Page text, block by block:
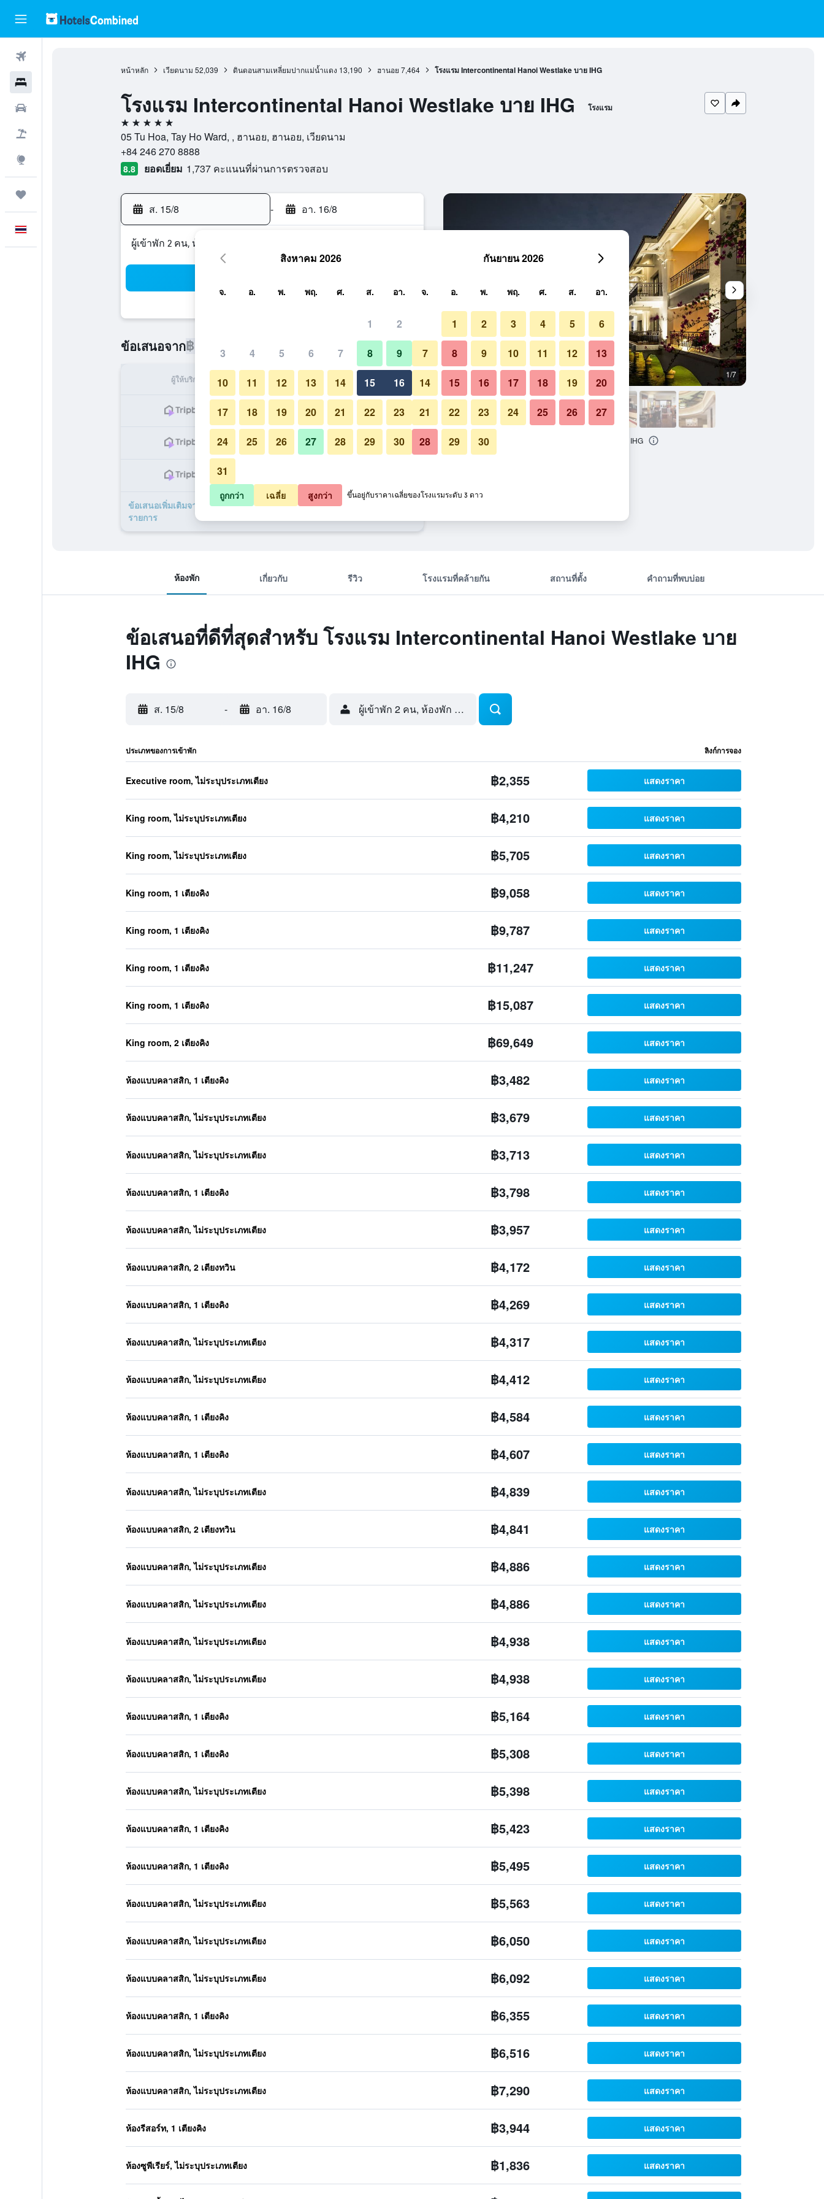
หน้าหลัก เวียดนาม 52,039 ดินดอนสามเหลี่ยมปากแม่น้ำแดง 13,190 ฮานอย 7,464 โรงแรม Intercontinental Hanoi Westlake บาย IHG
โรงแรม Intercontinental Hanoi Westlake บาย IHG โรงแรม
5 ดาว
05 Tu Hoa, Tay Ho Ward, , ฮานอย, ฮานอย, เวียดนาม
+84 246 270 8888
8.8 ยอดเยี่ยม 1,737 คะแนนที่ผ่านการตรวจสอบ
ส. 15/8 - อา. 16/8
ผู้เข้าพัก 2 คน, ห้องพัก 1 ห้อง
ข้อเสนอจาก฿1,411
ผู้ให้บริการ ทั้งหมด (ต่อคืน)
฿1,411 เช็คดีล
฿1,836 เช็คดีล
ข้อเสนอเพิ่มเติมจาก โรงแรม Intercontinental Hanoi Westlake บาย IHG 41
รายการ
วิวภายนอก 1/7
รูปภาพของ โรงแรม Intercontinental Hanoi Westlake บาย IHG
ห้องพัก เกี่ยวกับ รีวิว โรงแรมที่คล้ายกัน สถานที่ตั้ง คำถามที่พบบ่อย
ข้อเสนอที่ดีที่สุดสำหรับ โรงแรม Intercontinental Hanoi Westlake บาย
IHG
ส. 15/8 - อา. 16/8 ผู้เข้าพัก 2 คน, ห้องพัก 1 ห้อง
ประเภทของการเข้าพัก ลิงก์การจอง
Executive room, ไม่ระบุประเภทเตียง ฿2,355 แสดงราคา
King room, ไม่ระบุประเภทเตียง ฿4,210 แสดงราคา
King room, ไม่ระบุประเภทเตียง ฿5,705 แสดงราคา
King room, 1 เตียงคิง ฿9,058 แสดงราคา
King room, 1 เตียงคิง ฿9,787 แสดงราคา
King room, 1 เตียงคิง ฿11,247 แสดงราคา
King room, 1 เตียงคิง ฿15,087 แสดงราคา
King room, 2 เตียงคิง ฿69,649 แสดงราคา
ห้องแบบคลาสสิก, 1 เตียงคิง ฿3,482 แสดงราคา
ห้องแบบคลาสสิก, ไม่ระบุประเภทเตียง ฿3,679 แสดงราคา
ห้องแบบคลาสสิก, ไม่ระบุประเภทเตียง ฿3,713 แสดงราคา
ห้องแบบคลาสสิก, 1 เตียงคิง ฿3,798 แสดงราคา
ห้องแบบคลาสสิก, ไม่ระบุประเภทเตียง ฿3,957 แสดงราคา
ห้องแบบคลาสสิก, 2 เตียงทวิน ฿4,172 แสดงราคา
ห้องแบบคลาสสิก, 1 เตียงคิง ฿4,269 แสดงราคา
ห้องแบบคลาสสิก, ไม่ระบุประเภทเตียง ฿4,317 แสดงราคา
ห้องแบบคลาสสิก, ไม่ระบุประเภทเตียง ฿4,412 แสดงราคา
ห้องแบบคลาสสิก, 1 เตียงคิง ฿4,584 แสดงราคา
ห้องแบบคลาสสิก, 1 เตียงคิง ฿4,607 แสดงราคา
ห้องแบบคลาสสิก, ไม่ระบุประเภทเตียง ฿4,839 แสดงราคา
ห้องแบบคลาสสิก, 2 เตียงทวิน ฿4,841 แสดงราคา
ห้องแบบคลาสสิก, ไม่ระบุประเภทเตียง ฿4,886 แสดงราคา
ห้องแบบคลาสสิก, ไม่ระบุประเภทเตียง ฿4,886 แสดงราคา
ห้องแบบคลาสสิก, ไม่ระบุประเภทเตียง ฿4,938 แสดงราคา
ห้องแบบคลาสสิก, ไม่ระบุประเภทเตียง ฿4,938 แสดงราคา
ห้องแบบคลาสสิก, 1 เตียงคิง ฿5,164 แสดงราคา
ห้องแบบคลาสสิก, 1 เตียงคิง ฿5,308 แสดงราคา
ห้องแบบคลาสสิก, ไม่ระบุประเภทเตียง ฿5,398 แสดงราคา
ห้องแบบคลาสสิก, 1 เตียงคิง ฿5,423 แสดงราคา
ห้องแบบคลาสสิก, 1 เตียงคิง ฿5,495 แสดงราคา
ห้องแบบคลาสสิก, ไม่ระบุประเภทเตียง ฿5,563 แสดงราคา
ห้องแบบคลาสสิก, ไม่ระบุประเภทเตียง ฿6,050 แสดงราคา
ห้องแบบคลาสสิก, ไม่ระบุประเภทเตียง ฿6,092 แสดงราคา
ห้องแบบคลาสสิก, 1 เตียงคิง ฿6,355 แสดงราคา
ห้องแบบคลาสสิก, ไม่ระบุประเภทเตียง ฿6,516 แสดงราคา
ห้องแบบคลาสสิก, ไม่ระบุประเภทเตียง ฿7,290 แสดงราคา
ห้องรีสอร์ท, 1 เตียงคิง ฿3,944 แสดงราคา
ห้องซูพีเรียร์, ไม่ระบุประเภทเตียง ฿1,836 แสดงราคา
สิงหาคม 2026
จ. อ. พ. พฤ. ศ. ส. อา.
1 2
3 4 5 6 7 8 9
10 11 12 13 14 15 16
17 18 19 20 21 22 23
24 25 26 27 28 29 30
31
กันยายน 2026
จ. อ. พ. พฤ. ศ. ส. อา.
1 2 3 4 5 6
7 8 9 10 11 12 13
14 15 16 17 18 19 20
21 22 23 24 25 26 27
28 29 30
ถูกกว่า เฉลี่ย สูงกว่า ขึ้นอยู่กับราคาเฉลี่ยของโรงแรมระดับ 3 ดาว